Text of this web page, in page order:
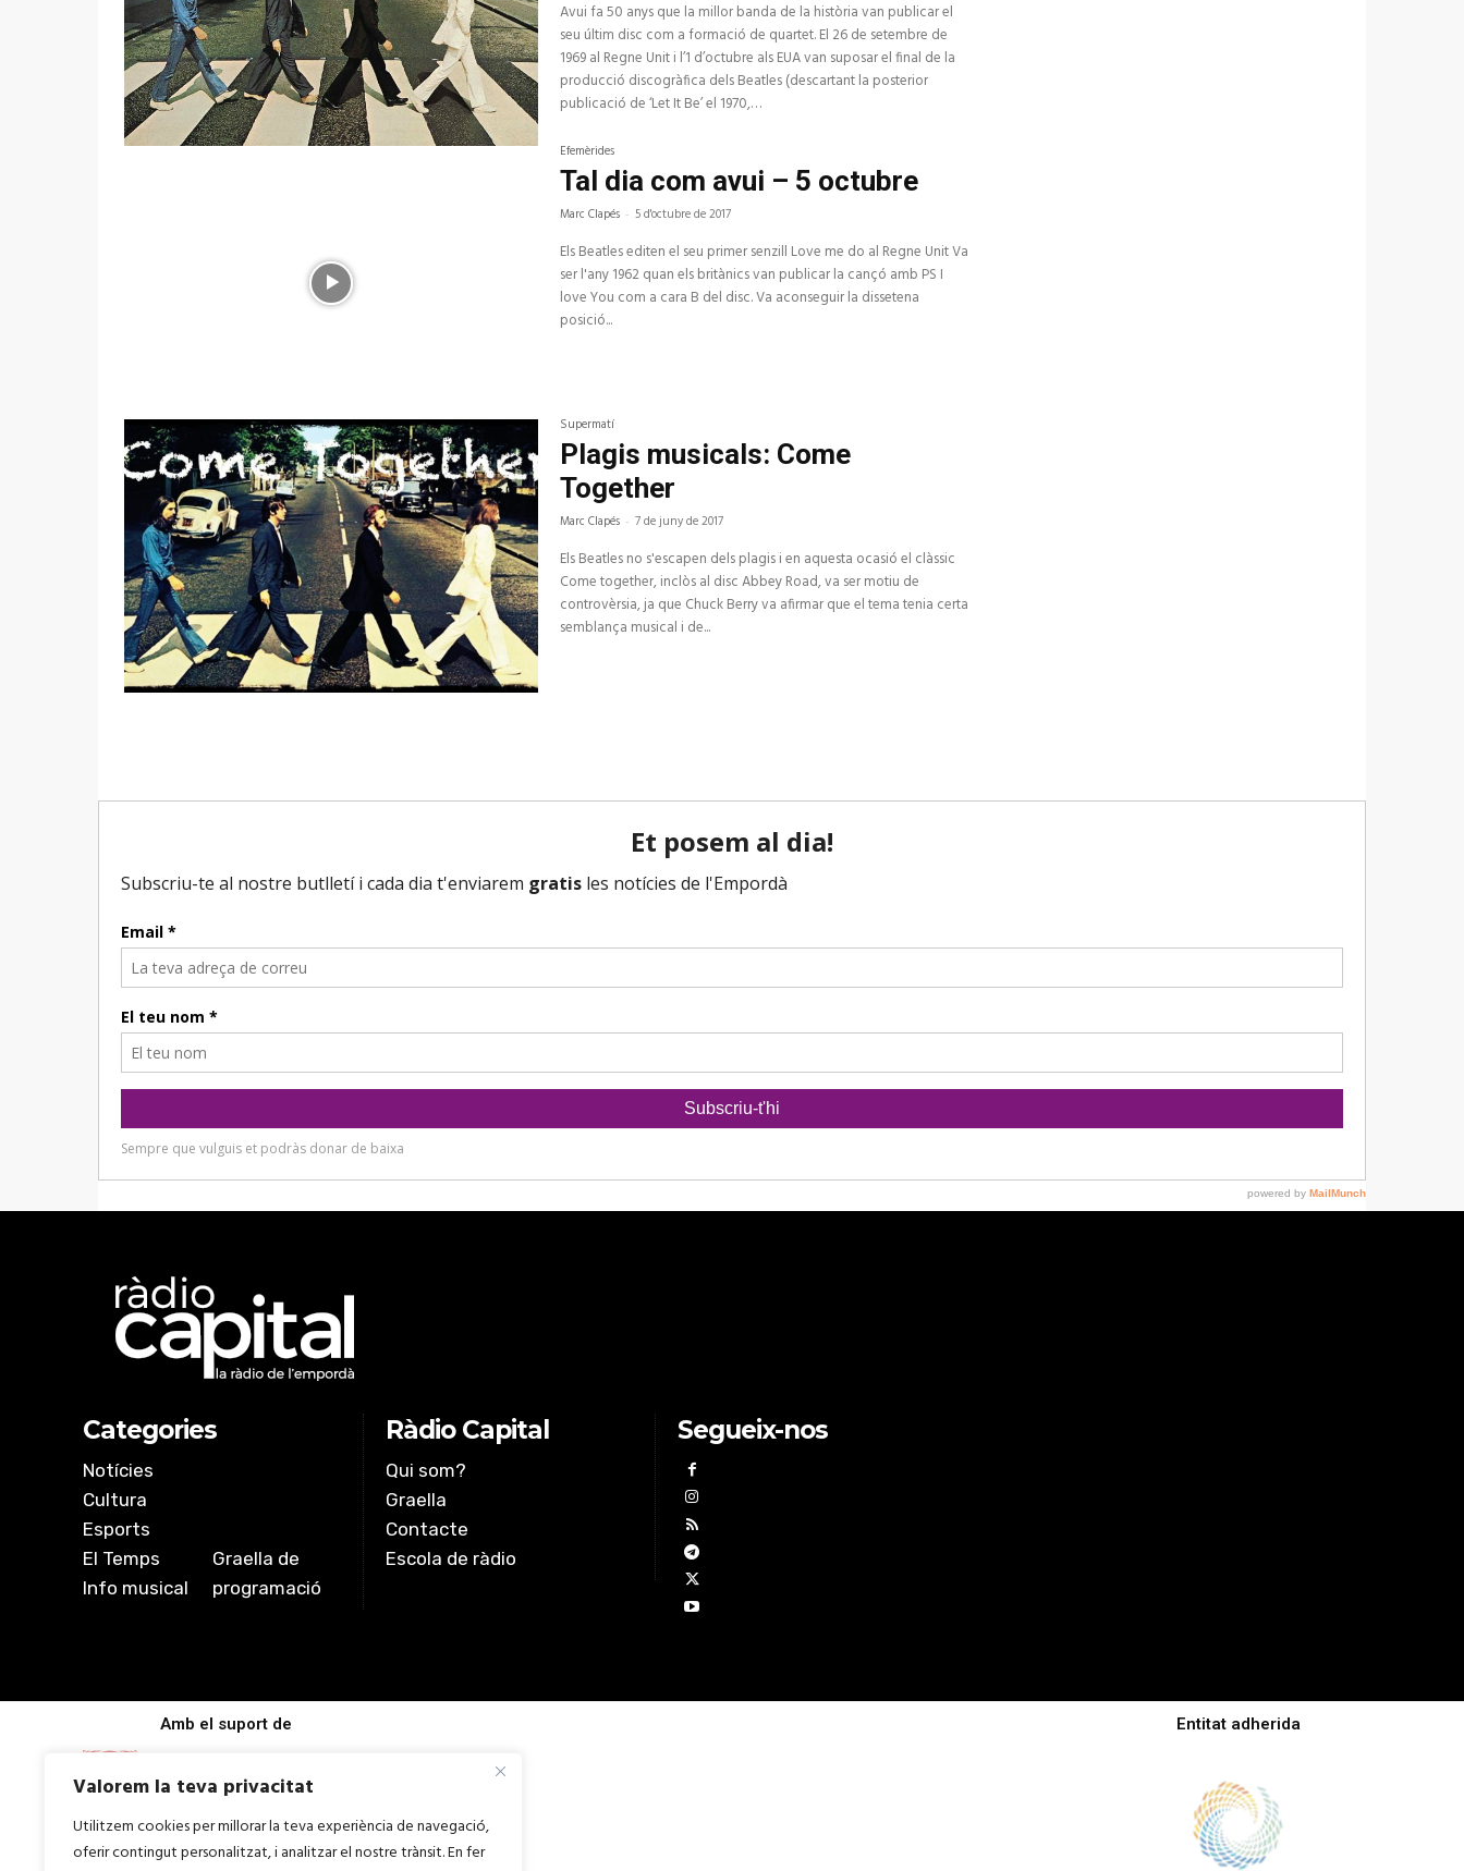
Valorem la teva privacitat
Utilitzem cookies per millorar la teva experiència de navegació,
oferir contingut personalitzat, i analitzar el nostre trànsit. En fer
Avui fa 50 anys que la millor banda de la història van publicar el
seu últim disc com a formació de quartet. El 26 de setembre de
1969 al Regne Unit i l’1 d’octubre als EUA van suposar el final de la
producció discogràfica dels Beatles (descartant la posterior
publicació de ‘Let It Be’ el 1970,…
Efemèrides
Tal dia com avui – 5 octubre
Marc Clapés - 5 d'octubre de 2017
Els Beatles editen el seu primer senzill Love me do al Regne Unit Va
ser l'any 1962 quan els britànics van publicar la cançó amb PS I
love You com a cara B del disc. Va aconseguir la dissetena
posició...
Supermatí
Plagis musicals: Come
Together
Marc Clapés - 7 de juny de 2017
Els Beatles no s'escapen dels plagis i en aquesta ocasió el clàssic
Come together, inclòs al disc Abbey Road, va ser motiu de
controvèrsia, ja que Chuck Berry va afirmar que el tema tenia certa
semblança musical i de...
Categories
Notícies
Cultura
Esports
El Temps
Info musical
Graella de
programació
Ràdio Capital
Qui som?
Graella
Contacte
Escola de ràdio
Segueix-nos
Amb el suport de Entitat adherida